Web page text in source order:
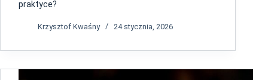
praktyce?
Krzysztof Kwaśny 24 stycznia, 2026